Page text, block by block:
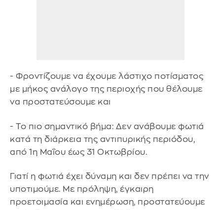
- Φροντίζουμε να έχουμε λάστιχο ποτίσματος
με μήκος ανάλογο της περιοχής που θέλουμε
να προστατεύσουμε και
- Το πιο σημαντικό βήμα: Δεν ανάβουμε φωτιά
κατά τη διάρκεια της αντιπυρικής περιόδου,
από 1η Μαΐου έως 31 Οκτωβρίου.
Γιατί η φωτιά έχει δύναμη και δεν πρέπει να την
υποτιμούμε. Με πρόληψη, έγκαιρη
προετοιμασία και ενημέρωση, προστατεύουμε